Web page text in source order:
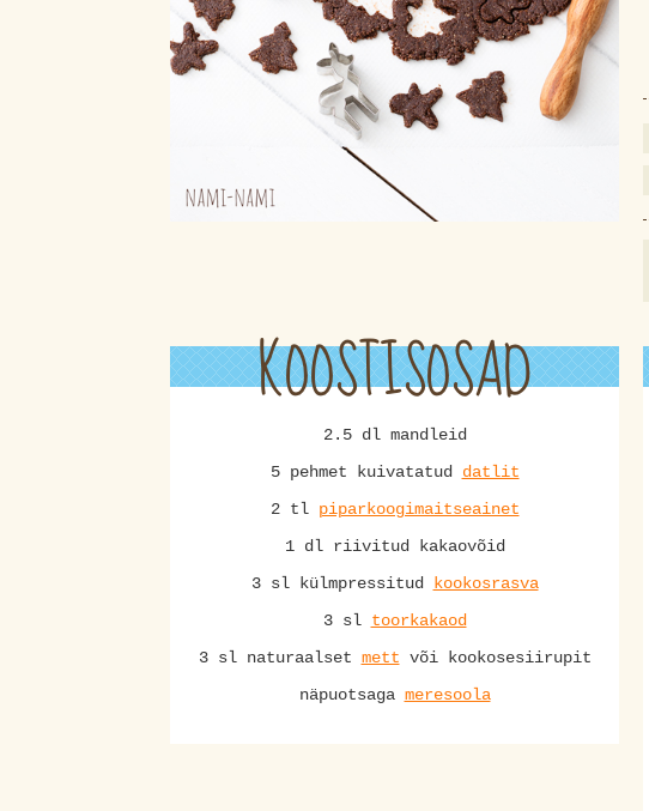
KOOSTISOSAD
2.5 dl mandleid
5 pehmet kuivatatud datlit
2 tl piparkoogimaitseainet
1 dl riivitud kakaovõid
3 sl külmpressitud kookosrasva
3 sl toorkakaod
3 sl naturaalset mett või kookosesiirupit
näpuotsaga meresoola